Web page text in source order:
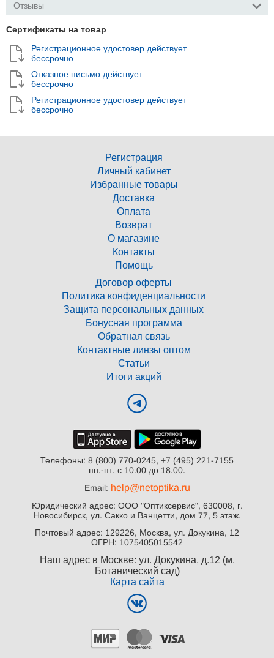
Отзывы
Сертификаты на товар
Регистрационное удостовер действует
бессрочно
Отказное письмо действует
бессрочно
Регистрационное удостовер действует
бессрочно
Регистрация
Личный кабинет
Избранные товары
Доставка
Оплата
Возврат
О магазине
Контакты
Помощь
Договор оферты
Политика конфиденциальности
Защита персональных данных
Бонусная программа
Обратная связь
Контактные линзы оптом
Статьи
Итоги акций
Телефоны: 8 (800) 770-0245, +7 (495) 221-7155
пн.-пт. с 10.00 до 18.00.
Email: help@netoptika.ru
Юридический адрес: ООО "Оптиксервис", 630008, г.
Новосибирск, ул. Сакко и Ванцетти, дом 77, 5 этаж.
Почтовый адрес: 129226, Москва, ул. Докукина, 12
ОГРН: 1075405015542
Наш адрес в Москве: ул. Докукина, д.12 (м.
Ботанический сад)
Карта сайта